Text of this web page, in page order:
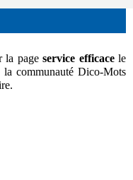
la pageservice efficacele
la communauté Dico-Mots